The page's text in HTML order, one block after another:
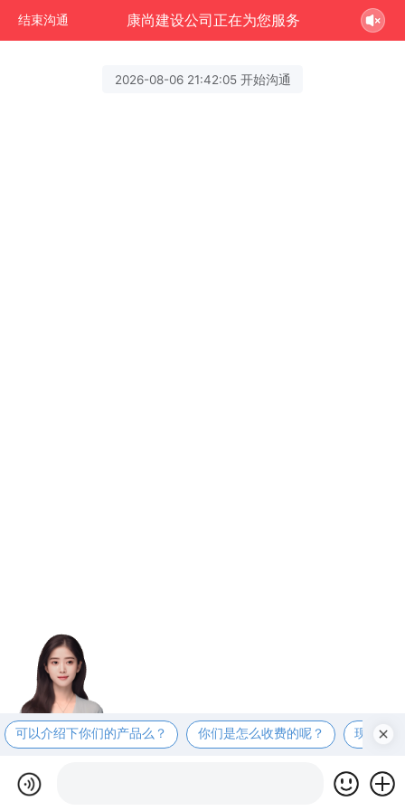
结束沟通 康尚建设公司正在为您服务
2026-08-06 21:42:05 开始沟通
可以介绍下你们的产品么？ 你们是怎么收费的呢？ 现在有